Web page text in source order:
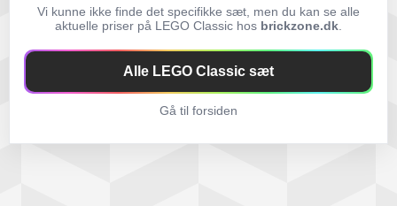
Vi kunne ikke finde det specifikke sæt, men du kan se alle
aktuelle priser på LEGO Classic hos brickzone.dk
Alle LEGO Classic sæt
Gå til forsiden